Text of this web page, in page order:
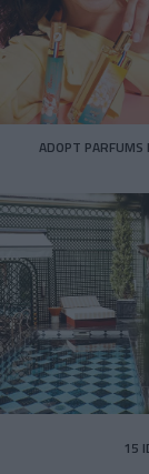
ADOPT PARFUMS
15